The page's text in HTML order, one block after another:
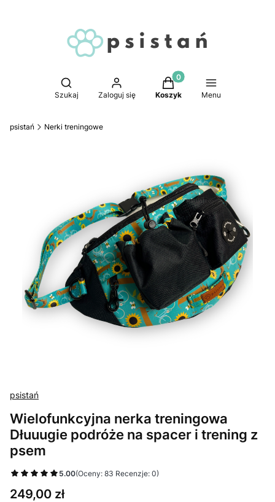
Otwórz wyszukiwarkę
Szukaj Zaloguj się
Produkty w koszyku: 0.
Koszyk Menu
psistań Nerki treningowe
psistań
Wielofunkcyjna nerka treningowa
Dłuuugie podróże na spacer i trening z
psem
5.00(Oceny: 83 Recenzje: 0)
Cena
249,00 zł